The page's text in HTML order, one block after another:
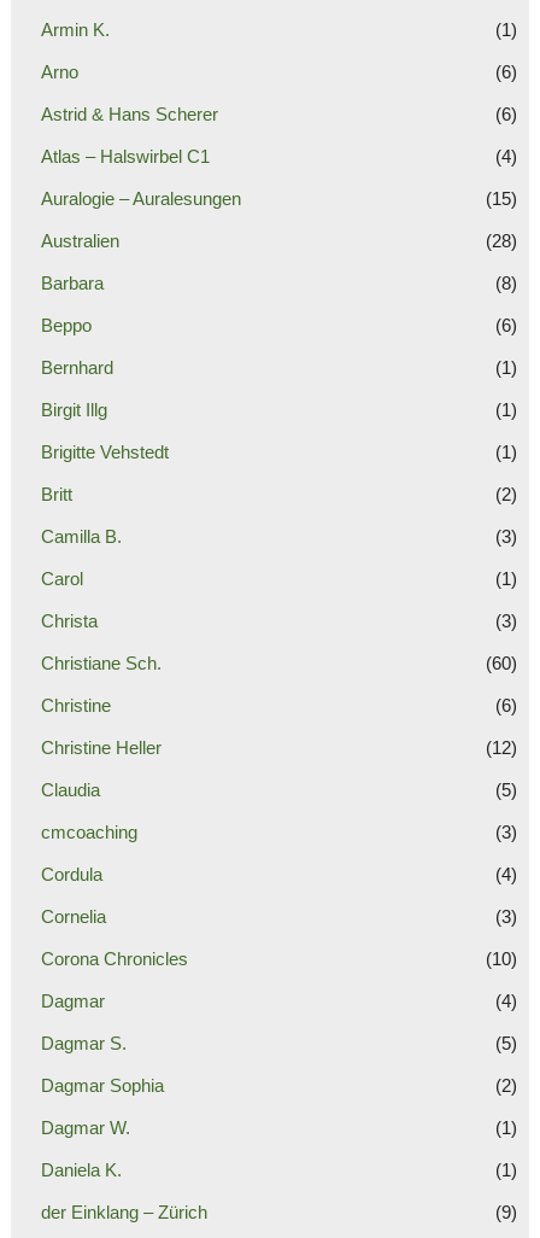
Armin K. (1)
Arno (6)
Astrid & Hans Scherer (6)
Atlas – Halswirbel C1 (4)
Auralogie – Auralesungen (15)
Australien (28)
Barbara (8)
Beppo (6)
Bernhard (1)
Birgit Illg (1)
Brigitte Vehstedt (1)
Britt (2)
Camilla B. (3)
Carol (1)
Christa (3)
Christiane Sch. (60)
Christine (6)
Christine Heller (12)
Claudia (5)
cmcoaching (3)
Cordula (4)
Cornelia (3)
Corona Chronicles (10)
Dagmar (4)
Dagmar S. (5)
Dagmar Sophia (2)
Dagmar W. (1)
Daniela K. (1)
der Einklang – Zürich (9)